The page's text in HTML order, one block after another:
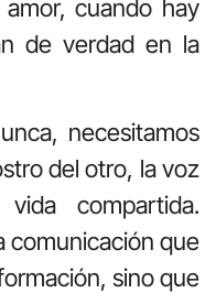
cuando hay
de verdad en la
necesitamos
del otro, la voz
compartida.
comunicación que
sino que